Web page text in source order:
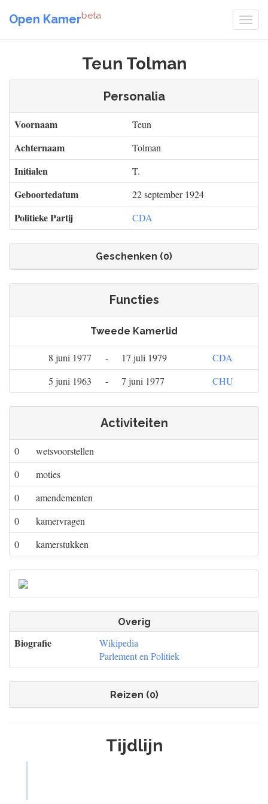
Open Kamerbeta
Teun Tolman
Personalia
Voornaam Teun
Achternaam Tolman
Initialen T.
Geboortedatum 22 september 1924
Politieke Partij CDA
Geschenken (0)
Functies
Tweede Kamerlid
8 juni 1977 - 17 juli 1979
CDA
5 juni 1963
- 7 juni 1977 CHU
Activiteiten
0
wetsvoorstellen
0
moties
0
amendementen
0
kamervragen
0
kamerstukken
Overig
Biografie
Wikipedia
Parlement en Politiek
Reizen (0)
Tijdlijn